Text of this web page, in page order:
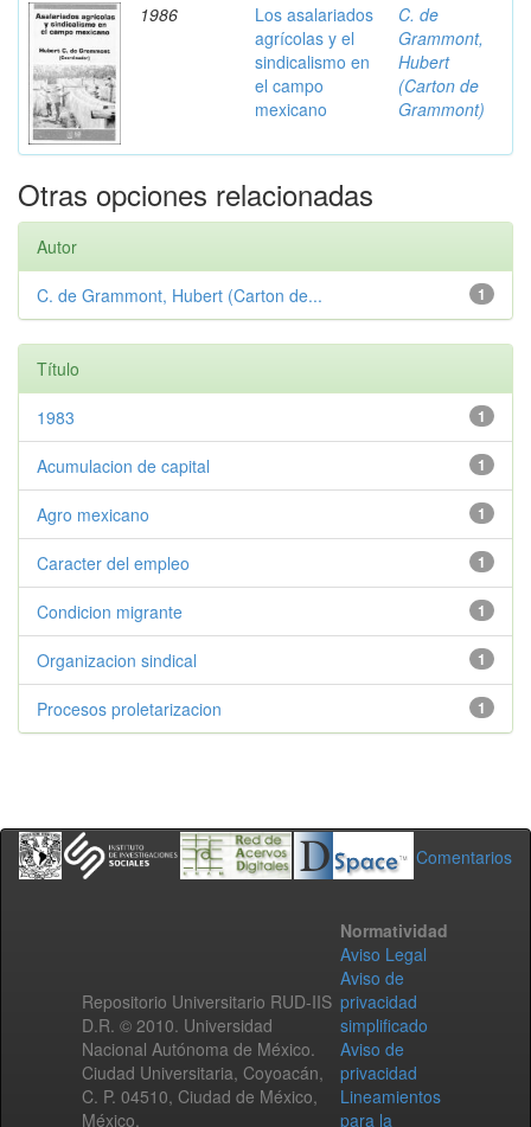
1986
Los asalariados
agrícolas y el
sindicalismo en
el campo
mexicano
C. de
Grammont,
Hubert
(Carton de
Grammont)
Otras opciones relacionadas
Autor
1
C. de Grammont, Hubert (Carton de...
Título
1
1983
1
Acumulacion de capital
1
Agro mexicano
1
Caracter del empleo
1
Condicion migrante
1
Organizacion sindical
1
Procesos proletarizacion
Comentarios
Repositorio Universitario RUD-IIS
D.R. © 2010. Universidad
Nacional Autónoma de México.
Ciudad Universitaria, Coyoacán,
C. P. 04510, Ciudad de México,
México.
Normatividad
Aviso Legal
Aviso de
privacidad
simplificado
Aviso de
privacidad
Lineamientos
para la